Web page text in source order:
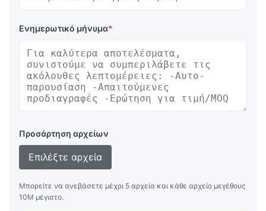
Ενημερωτικό μήνυμα*
Προσάρτηση αρχείων
Επιλέξτε αρχεία
Μπορείτε να ανεβάσετε μέχρι 5 αρχεία και κάθε αρχείο μεγέθους
10M μέγιστο.